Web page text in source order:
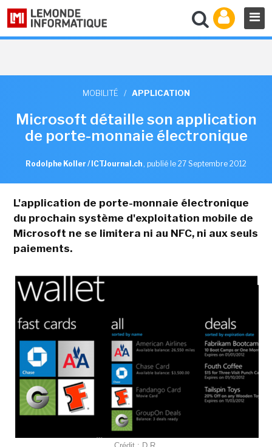
MOBILITÉ / APPLICATION
Microsoft détaille son application
de porte-monnaie électronique
Rodolphe Koller / ICTJournal.ch , publié le 27 Septembre 2012
L'application de porte-monnaie électronique
du prochain système d'exploitation mobile de
Microsoft ne se limitera ni au NFC, ni aux seuls
paiements.